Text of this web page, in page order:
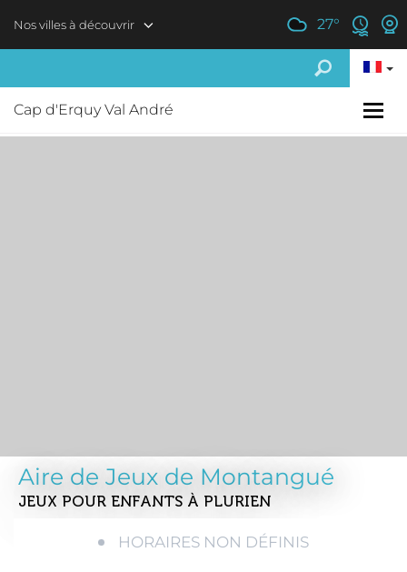
Nos villes à découvrir 27°
Cap d'Erquy Val André
Aire de Jeux de Montangué
JEUX POUR ENFANTS À PLURIEN
HORAIRES NON DÉFINIS